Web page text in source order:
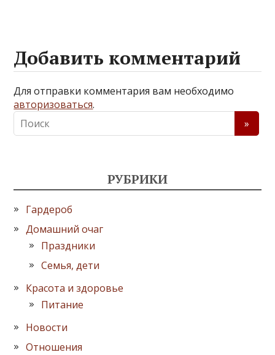
Добавить комментарий
Для отправки комментария вам необходимо
авторизоваться.
РУБРИКИ
Гардероб
Домашний очаг
Праздники
Семья, дети
Красота и здоровье
Питание
Новости
Отношения